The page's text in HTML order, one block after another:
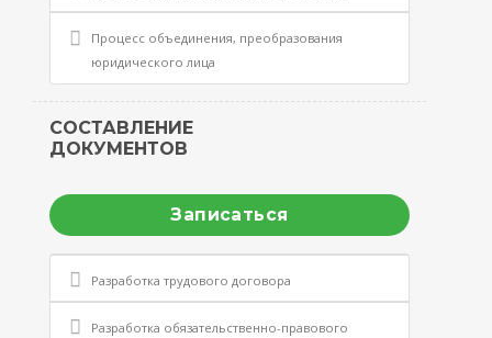
Процесс объединения, преобразования
юридического лица
СОСТАВЛЕНИЕ
ДОКУМЕНТОВ
Записаться
Разработка трудового договора
Разработка обязательственно-правового